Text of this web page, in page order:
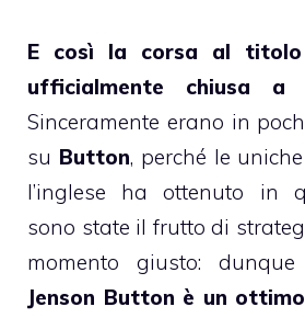
E così la corsa al
ufficialmente chiusa a
Sinceramente erano in
su Button, perché le
l’inglese ha ottenuto in
sono state il frutto di
momento giusto:
Jenson Button è un